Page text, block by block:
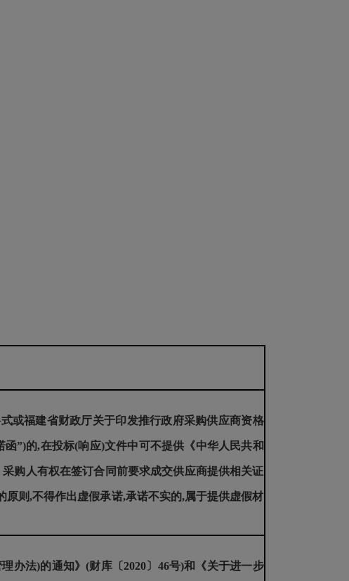
或福建省财政厅关于印发推行政府采购供应商资格
”)的,在投标(响应)文件中可不提供《中华人民共和
购人有权在签订合同前要求成交供应商提供相关证
则,不得作出虚假承诺,承诺不实的,属于提供虚假材
办法)的通知》(财库〔2020〕46号)和《关于进一步